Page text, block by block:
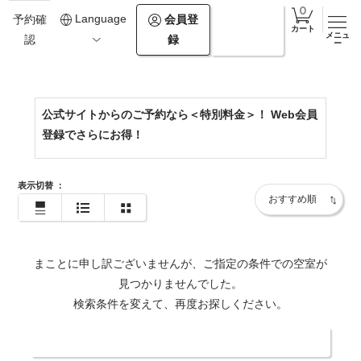
予約確
認
Language
会員登
録
カート
メニュ
ー
0154-67-2500
https://www.theforestakan.com/
公式サイトからのご予約なら＜特別料金＞！ Web会員
登録でさらにお得！
表示切替 ：
まことに申し訳ございませんが、ご指定の条件での空室が
見つかりませんでした。
検索条件を変えて、再度お探しください。